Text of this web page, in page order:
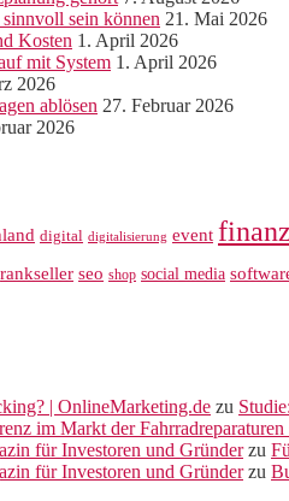
sein können 21. Mai 2026
Kosten 1. April 2026
mit System 1. April 2026
2026
ablösen 27. Februar 2026
2026
digital digitalisierung event
rankseller seo shop social media
| OnlineMarketing.de zu
im Markt der Fahrradreparaturen
für Investoren und Gründerzu
für Investoren und Gründerzu